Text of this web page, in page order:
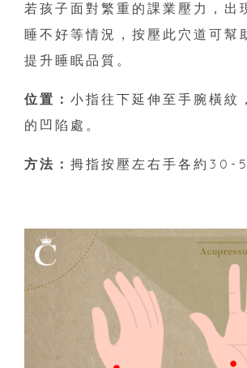
若孩子面對繁重的課業壓力，出
睡不好等情況，按壓此穴道可幫
提升睡眠品質。
位置： 小指往下延伸至手腕橫紋
的凹陷處。
方法： 拇指按壓左右手各約30-